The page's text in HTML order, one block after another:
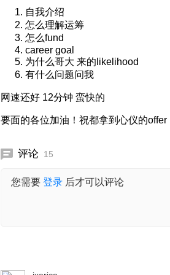
自我介绍
怎么理解运筹
怎么fund
career goal
为什么哥大 来的likelihood
有什么问题问我
网速还好 12分钟 蛮快的
要面的各位加油！祝都拿到心仪的offer
评论 15
您需要 登录 后才可以评论